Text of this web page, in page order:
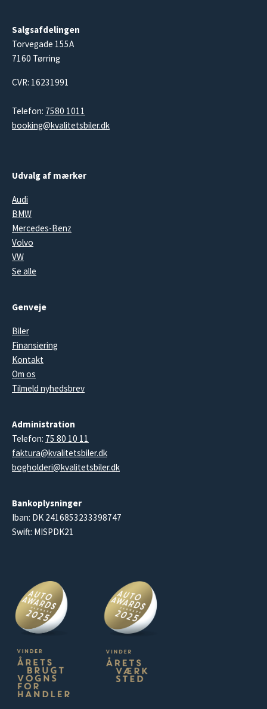
Salgsafdelingen
Torvegade 155A
7160 Tørring
CVR: 16231991
Telefon: 7580 1011
booking@kvalitetsbiler.dk
Udvalg af mærker
Audi
BMW
Mercedes-Benz
Volvo
VW
Se alle
Genveje
Biler
Finansiering
Kontakt
Om os
Tilmeld nyhedsbrev
Administration
Telefon: 75 80 10 11
faktura@kvalitetsbiler.dk
bogholderi@kvalitetsbiler.dk
Bankoplysninger
Iban: DK 2416853233398747
Swift: MISPDK21